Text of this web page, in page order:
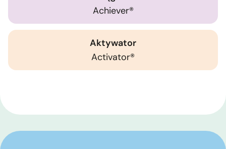
Achiever®
Aktywator
Activator®